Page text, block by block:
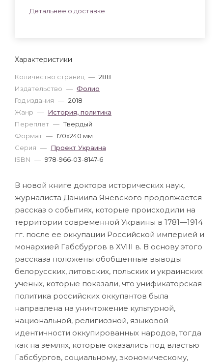
Характеристики
Количество страниц — 288
Издательство — Фолио
Год издания — 2018
Жанр — История, политика
Переплет — Твердый
Формат — 170x240 мм
Серия — Проект Украина
ISBN — 978-966-03-8147-6
Детальнее о доставке
В новой книге доктора исторических наук,
журналиста Даниила Яневского продолжается
рассказ о событиях, которые происходили на
территории современной Украины в 1781—1914
гг. после ее оккупации Российской империей и
монархией Габсбургов в XVIII в. В основу этого
рассказа положены обобщенные выводы
белорусских, литовских, польских и украинских
ученых, которые показали, что унификаторская
политика российских оккупантов была
направлена на уничтожение культурной,
национальной, религиозной, языковой
идентичности оккупированных народов, тогда
как на землях, которые оказались под властью
Габсбургов, социальному, экономическому,